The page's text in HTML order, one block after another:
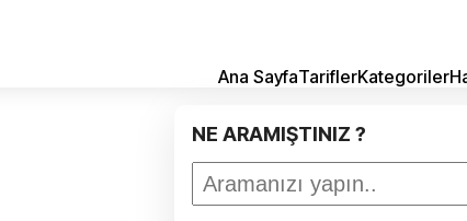
Ana SayfaTariflerKategoriler
NE ARAMIŞTINIZ ?